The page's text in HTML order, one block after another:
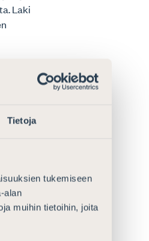
Tietoja
tukemiseen
alan
muihin tietoihin, joita
Laki
siten,
kysyy